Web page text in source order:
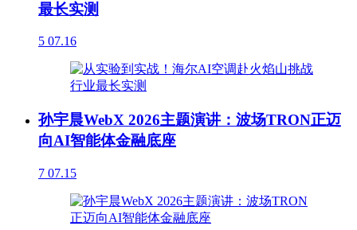
最长实测
5 07.16
孙宇晨WebX 2026主题演讲：波场TRON正迈
向AI智能体金融底座
7 07.15